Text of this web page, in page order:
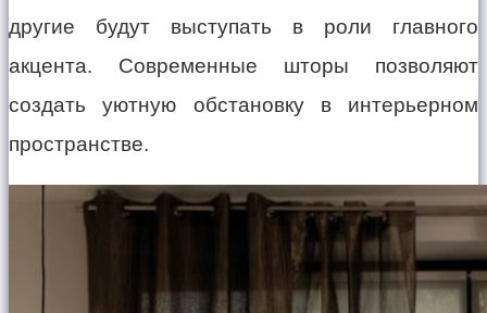
другие будут выступать в роли главного
акцента. Современные шторы позволяют
создать уютную обстановку в интерьерном
пространстве.